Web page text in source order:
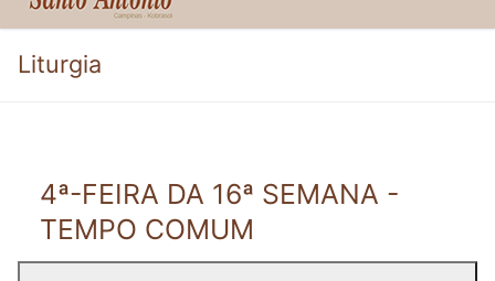
Pesquisar por:
Liturgia
4ª-FEIRA DA 16ª SEMANA -
TEMPO COMUM